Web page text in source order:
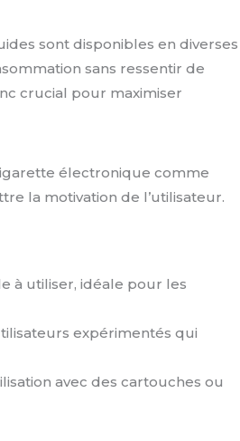
sont disponibles en diverses
sans ressentir de
crucial pour maximiser
électronique comme
la motivation de l’utilisateur.
à utiliser, idéale pour les
expérimentés qui
avec des cartouches ou